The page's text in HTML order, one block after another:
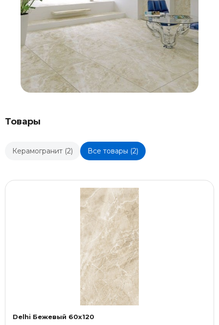
Товары
Керамогранит (2) Все товары (2)
Delhi Бежевый 60x120